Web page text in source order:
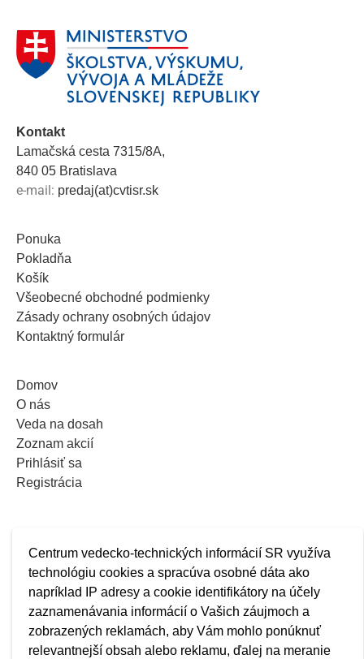
Centrum vedecko-technických informácií SR využíva
technológiu cookies a spracúva osobné dáta ako
napríklad IP adresy a cookie identifikátory na účely
zaznamenávania informácií o Vašich záujmoch a
zobrazených reklamách, aby Vám mohlo ponúknuť
relevantnejší obsah alebo reklamu, ďalej na meranie
Kontakt
Lamačská cesta 7315/8A,
840 05 Bratislava
e-mail: predaj(at)cvtisr.sk
Ponuka
Pokladňa
Košík
Všeobecné obchodné podmienky
Zásady ochrany osobných údajov
Kontaktný formulár
Domov
O nás
Veda na dosah
Zoznam akcií
Prihlásiť sa
Registrácia